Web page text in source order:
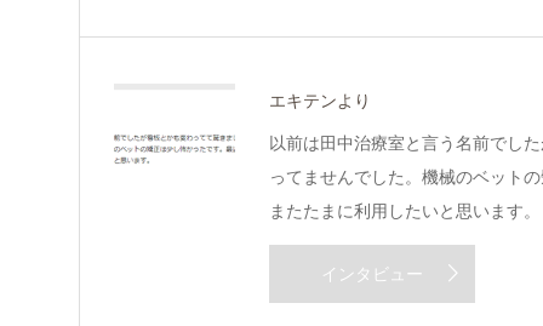
エキテンより
以前は田中治療室と言う名前でし
ってませんでした。機械のベット
またたまに利用したいと思います。
インタビュー